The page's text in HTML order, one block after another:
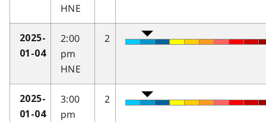
HNE
2025-
01-04
2:00
pm
HNE
2
2025-
01-04
3:00
pm
2